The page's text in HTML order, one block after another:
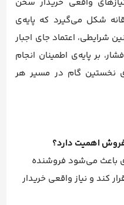
واقعی خریدار سخن
شکل می‌گیرد که پایه‌ی
شرایطی، اعتماد جای اجبار
بر پایه‌ی اطمینان انجام
نخستین گام در مسیر هر
باعث می‌شود فروشنده
کند و نیاز واقعی خریدار